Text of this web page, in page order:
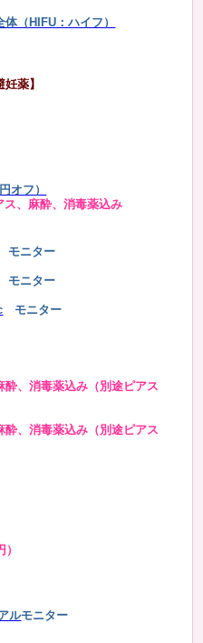
（HIFU：ハイフ）
薬】
オフ）
、麻酔、消毒薬込み
モニター
モニター
モニター
、消毒薬込み（別途ピアス
、消毒薬込み（別途ピアス
ルモニター